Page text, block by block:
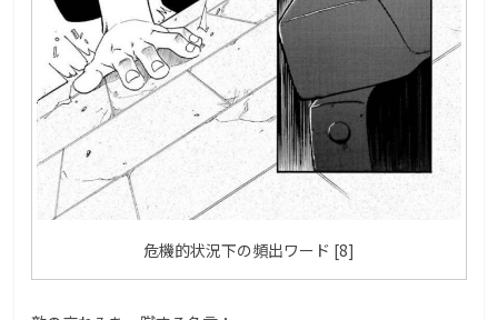
危機的状況下の頻出ワード [8]